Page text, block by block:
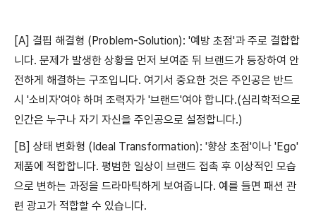
[A] 결핍 해결형 (Problem-Solution): '예방 초점'과 주로 결합합
니다. 문제가 발생한 상황을 먼저 보여준 뒤 브랜드가 등장하여 안
전하게 해결하는 구조입니다. 여기서 중요한 것은 주인공은 반드
시 '소비자'여야 하며 조력자가 '브랜드'여야 합니다.(심리학적으로
인간은 누구나 자기 자신을 주인공으로 설정합니다.)
[B] 상태 변화형 (Ideal Transformation): '향상 초점'이나 'Ego'
제품에 적합합니다. 평범한 일상이 브랜드 접촉 후 이상적인 모습
으로 변하는 과정을 드라마틱하게 보여줍니다. 예를 들면 패션 관
련 광고가 적합할 수 있습니다.